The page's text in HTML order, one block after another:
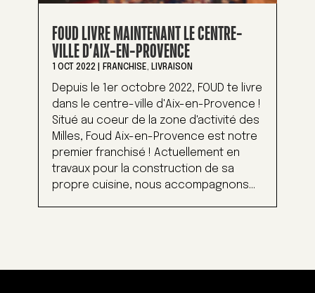
FOUD LIVRE MAINTENANT LE CENTRE-
VILLE D’AIX-EN-PROVENCE
1 OCT 2022 FRANCHISE, LIVRAISON
Depuis le 1er octobre 2022, FOUD te livre
dans le centre-ville d'Aix-en-Provence !
Situé au coeur de la zone d'activité des
Milles, Foud Aix-en-Provence est notre
premier franchisé ! Actuellement en
travaux pour la construction de sa
propre cuisine, nous accompagnons...